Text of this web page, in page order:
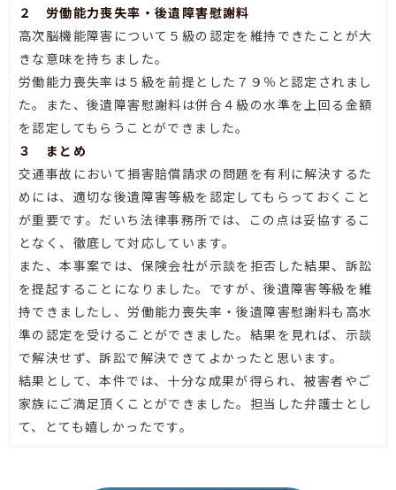
２ 労働能力喪失率・後遺障害慰謝料
高次脳機能障害について５級の認定を維持できたことが大
きな意味を持ちました。
労働能力喪失率は５級を前提とした７９％と認定されまし
た。また、後遺障害慰謝料は併合４級の水準を上回る金額
を認定してもらうことができました。
３ まとめ
交通事故において損害賠償請求の問題を有利に解決するた
めには、適切な後遺障害等級を認定してもらっておくこと
が重要です。だいち法律事務所では、この点は妥協するこ
となく、徹底して対応しています。
また、本事案では、保険会社が示談を拒否した結果、訴訟
を提起することになりました。ですが、後遺障害等級を維
持できましたし、労働能力喪失率・後遺障害慰謝料も高水
準の認定を受けることができました。結果を見れば、示談
で解決せず、訴訟で解決できてよかったと思います。
結果として、本件では、十分な成果が得られ、被害者やご
家族にご満足頂くことができました。担当した弁護士とし
て、とても嬉しかったです。